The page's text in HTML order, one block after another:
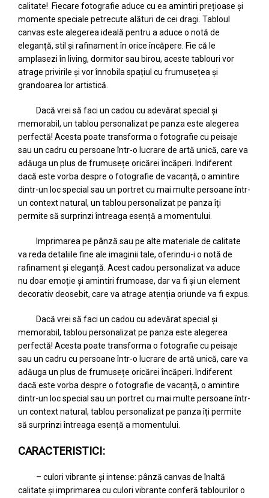
calitate! Fiecare fotografie aduce cu ea amintiri prețioase și
momente speciale petrecute alături de cei dragi. Tabloul
canvas este alegerea ideală pentru a aduce o notă de
eleganță, stil și rafinament în orice încăpere. Fie că le
amplasezi în living, dormitor sau birou, aceste tablouri vor
atrage privirile și vor înnobila spațiul cu frumusețea și
grandoarea lor artistică.
Dacă vrei să faci un cadou cu adevărat special și
memorabil, un tablou personalizat pe panza este alegerea
perfectă! Acesta poate transforma o fotografie cu peisaje
sau un cadru cu persoane într-o lucrare de artă unică, care va
adăuga un plus de frumusețe oricărei încăperi. Indiferent
dacă este vorba despre o fotografie de vacanță, o amintire
dintr-un loc special sau un portret cu mai multe persoane într-
un context natural, un tablou personalizat pe panza îți
permite să surprinzi întreaga esență a momentului.
Imprimarea pe pânză sau pe alte materiale de calitate
va reda detaliile fine ale imaginii tale, oferindu-i o notă de
rafinament și eleganță. Acest cadou personalizat va aduce
nu doar emoție și amintiri frumoase, dar va fi și un element
decorativ deosebit, care va atrage atenția oriunde va fi expus.
Dacă vrei să faci un cadou cu adevărat special și
memorabil, tablou personalizat pe panza este alegerea
perfectă! Acesta poate transforma o fotografie cu peisaje
sau un cadru cu persoane într-o lucrare de artă unică, care va
adăuga un plus de frumusețe oricărei încăperi. Indiferent
dacă este vorba despre o fotografie de vacanță, o amintire
dintr-un loc special sau un portret cu mai multe persoane într-
un context natural, tablou personalizat pe panza îți permite
să surprinzi întreaga esență a momentului.
CARACTERISTICI:
– culori vibrante și intense: pânză canvas de înaltă
calitate și imprimarea cu culori vibrante conferă tablourilor o